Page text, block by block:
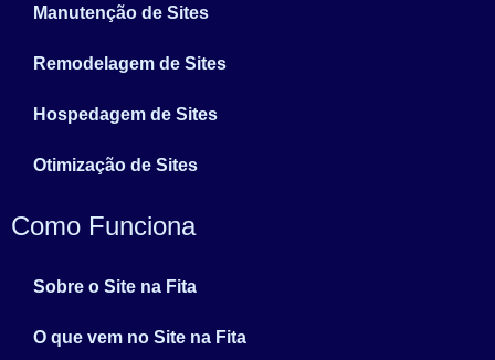
Manutenção de Sites
Remodelagem de Sites
Hospedagem de Sites
Otimização de Sites
Como Funciona
Sobre o Site na Fita
O que vem no Site na Fita